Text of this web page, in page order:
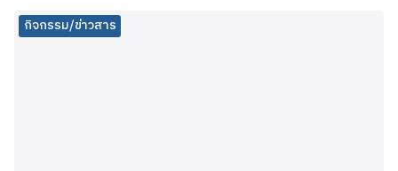
กิจกรรม/ข่าวสาร